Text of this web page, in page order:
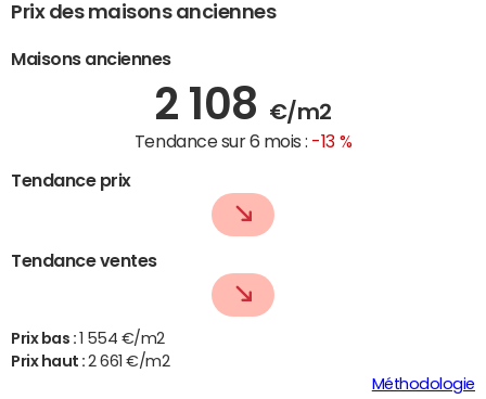
Prix des maisons anciennes
Maisons anciennes
2 108 €/m2
Tendance sur 6 mois : -13 %
Tendance prix
Tendance ventes
Prix bas : 1 554 €/m2
Prix haut :2 661 €/m2
Méthodologie